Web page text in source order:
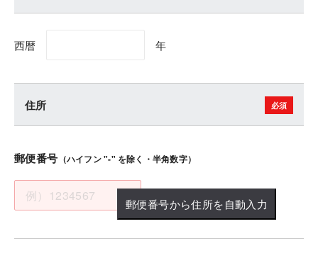
西暦 年
住所
郵便番号 （ハイフン "-" を除く・半角数字）
郵便番号から住所を自動入力